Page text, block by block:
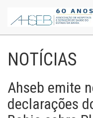
NOTÍCIAS
Ahseb emite
declarações